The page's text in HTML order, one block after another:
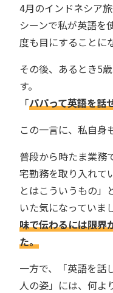
4月のインドネシア
シーンで私が英語を
度も目にすることに
その後、あるとき5
す。
「パパって英語を話
この一言に、私自身
普段から時たま業務
宅勤務を取り入れて
とはこういうもの」
いた気になっていま
味で伝わるには限界
た。
一方で、「英語を話
人の姿」には、何よ